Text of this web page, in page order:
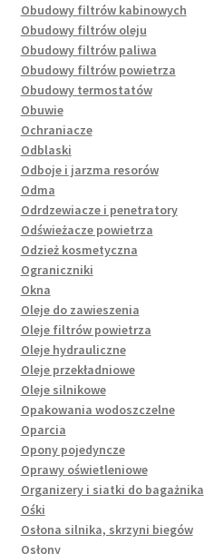
Obudowy filtrów kabinowych
Obudowy filtrów oleju
Obudowy filtrów paliwa
Obudowy filtrów powietrza
Obudowy termostatów
Obuwie
Ochraniacze
Odblaski
Odboje i jarzma resorów
Odma
Odrdzewiacze i penetratory
Odświeżacze powietrza
Odzież kosmetyczna
Ograniczniki
Okna
Oleje do zawieszenia
Oleje filtrów powietrza
Oleje hydrauliczne
Oleje przekładniowe
Oleje silnikowe
Opakowania wodoszczelne
Oparcia
Opony pojedyncze
Oprawy oświetleniowe
Organizery i siatki do bagażnika
Ośki
Osłona silnika, skrzyni biegów
Osłony